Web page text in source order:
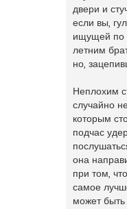
двери и
если вы,
ищущей по
летним
но,
Неплохим
случайно
которым
подчас
она
при том,
самое
может